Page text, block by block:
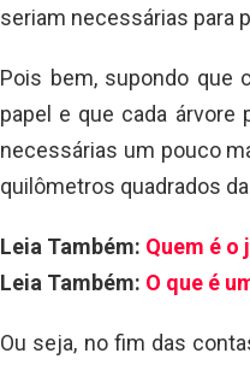
seriam necessárias para
Pois bem, supondo que
papel e que cada
necessárias um pouco
quilômetros quadrados
Leia Também: Quem é o
Leia Também: O que é
Ou seja, no fim das